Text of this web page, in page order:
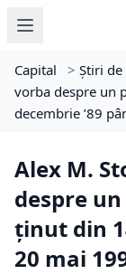
Capital > Știri
vorba despre un
decembrie ’89
Alex M.
despre
ținut din
20 mai